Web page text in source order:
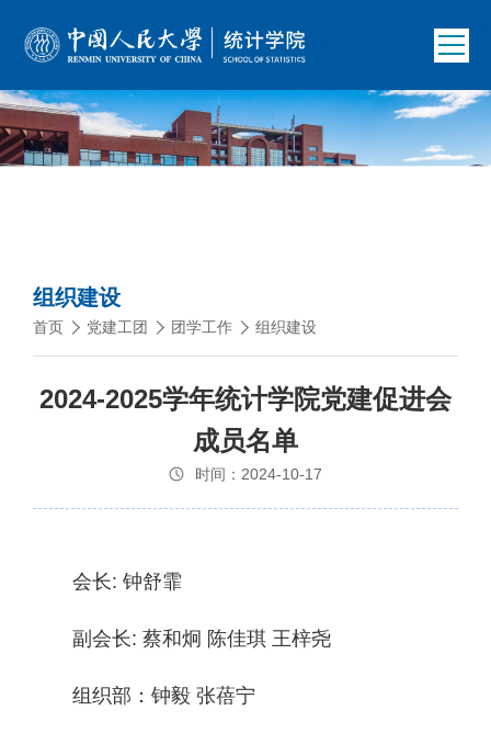
组织建设
首页 党建工团 团学工作 组织建设
2024-2025学年统计学院党建促进会
成员名单
时间：2024-10-17
会长: 钟舒霏
副会长: 蔡和炯 陈佳琪 王梓尧
组织部：钟毅 张蓓宁